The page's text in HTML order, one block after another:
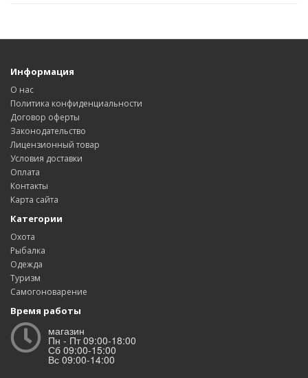
Информация
О нас
Политика конфиденциальности
Договор оферты
Законодательство
Лицензионный товар
Условия доставки
Оплата
Контакты
Карта сайта
Категории
Охота
Рыбалка
Одежда
Туризм
Самогоноварение
Время работы
магазин
Пн - Пт 09:00-18:00
Сб 09:00-15:00
Вс 09:00-14:00